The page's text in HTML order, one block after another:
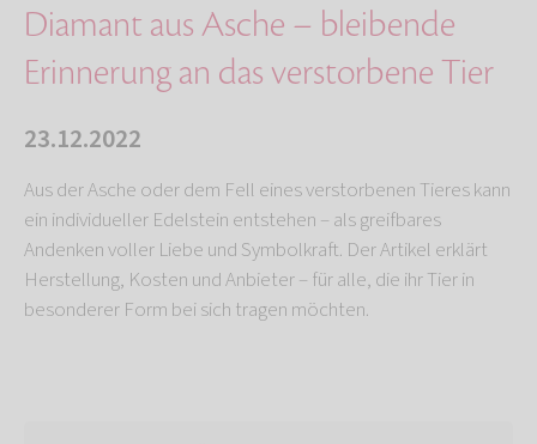
Diamant aus Asche – bleibende
Erinnerung an das verstorbene Tier
23.12.2022
Aus der Asche oder dem Fell eines verstorbenen Tieres kann
ein individueller Edelstein entstehen – als greifbares
Andenken voller Liebe und Symbolkraft. Der Artikel erklärt
Herstellung, Kosten und Anbieter – für alle, die ihr Tier in
besonderer Form bei sich tragen möchten.